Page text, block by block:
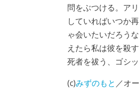
問をぶつける。ア
していればいつか
ゃ会いたいだろう
えたら私は彼を殺
死者を祓う、ゴシ
(c)みずのもと ／オ